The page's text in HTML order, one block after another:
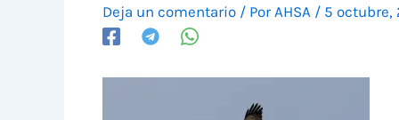
Deja un comentario / Por AHSA / 5 octubre,